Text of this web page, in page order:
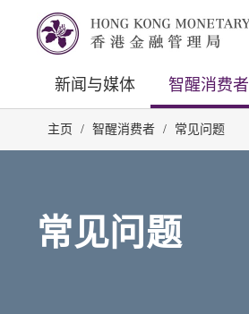
新闻与媒体 智醒消费者
主页 / 智醒消费者 / 常见问题
常见问题